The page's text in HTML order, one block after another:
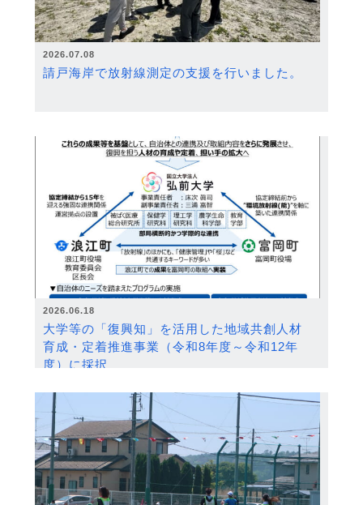
2026.07.08
請戸海岸で放射線測定の支援を行いました。
2026.06.18
大学等の「復興知」を活用した地域共創人材
育成・定着推進事業（令和8年度～令和12年
度）に採択